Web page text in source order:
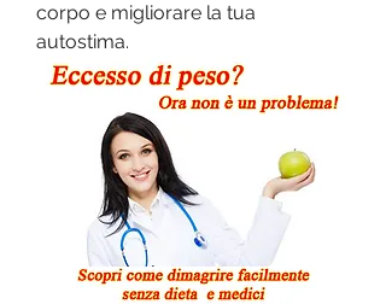
corpo e migliorare la tua
autostima.